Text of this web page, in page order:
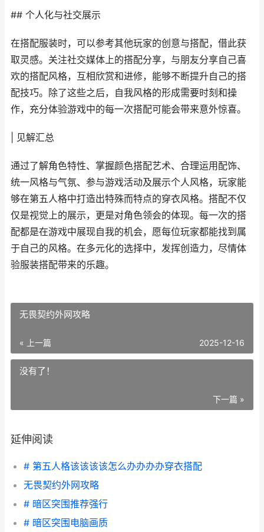
## 个人化与社交展示
在搭配服装时，可以参考其他玩家的创意与搭配，借此获
取灵感。关注社交媒体上的搭配分享，与朋友分享自己喜
欢的搭配风格，互相欣赏和进修，能够不断提升自己的搭
配技巧。除了这些之后，自我风格的形成需要时刻和操
作，充分体验游戏中的每一次搭配可能会带来意外惊喜。
| 见解汇总
通过了解角色特性、掌握颜色搭配艺术、合理运用配饰、
统一风格与气氛、参与游戏活动及展示个人风格，玩家能
够在第五人格中打造出特殊而特点的穿衣风格。搭配不仅
仅是视觉上的展示，更是对角色领会的体现。每一次的搭
配都是在游戏中展现自我的机会，愿每位玩家都能找到属
于自己的风格。在多元化的选择中，发挥创造力，尽情体
验服装搭配带来的乐趣。
无畏契约外网攻略
« 上一篇 2025-12-16
没有了！
下一篇 »
延伸阅读
# 第五人格该该该该怎么办办办办穿衣搭配
无畏契约外网攻略
# 暗区突围推荐强行
# 暗区突围电脑画质